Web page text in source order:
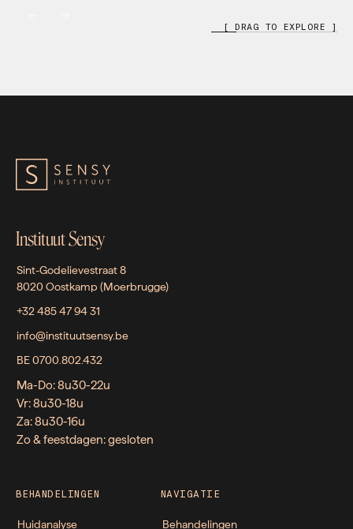
[ DRAG TO EXPLORE ]
Instituut Sensy
Sint-Godelievestraat 8
8020 Oostkamp (Moerbrugge)
+32 485 47 94 31
info@instituutsensy.be
BE 0700.802.432
Ma-Do: 8u30-22u
Vr: 8u30-18u
Za: 8u30-16u
Zo & feestdagen: gesloten
BEHANDELINGEN
Huidanalyse
NAVIGATIE
Behandelingen